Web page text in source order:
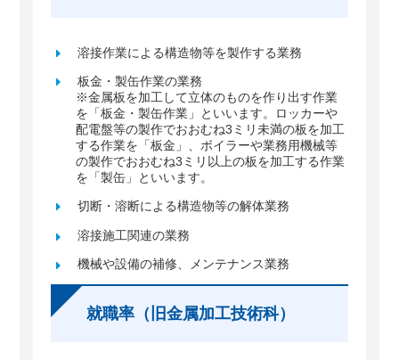
溶接作業による構造物等を製作する業務
板金・製缶作業の業務
※金属板を加工して立体のものを作り出す作業
を「板金・製缶作業」といいます。ロッカーや
配電盤等の製作でおおむね3ミリ未満の板を加工
する作業を「板金」、ボイラーや業務用機械等
の製作でおおむね3ミリ以上の板を加工する作業
を「製缶」といいます。
切断・溶断による構造物等の解体業務
溶接施工関連の業務
機械や設備の補修、メンテナンス業務
就職率（旧金属加工技術科）